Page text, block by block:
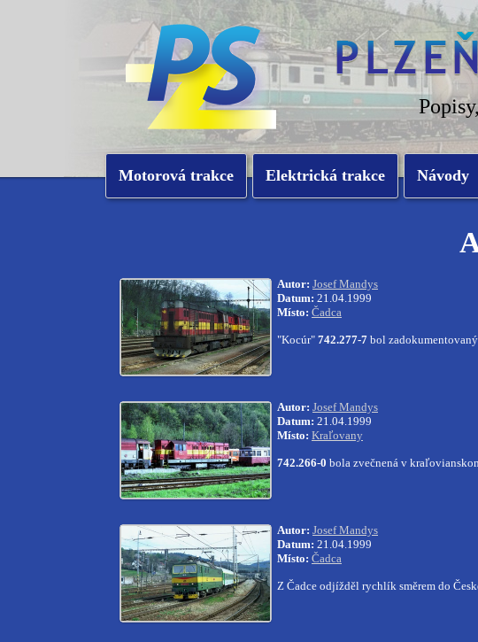
Motorová trakce Elektrická trakce Návody
Autor: Josef Mandys
Datum: 21.04.1999
Místo: Čadca
"Kocúr" 742.277-7 bol
Autor: Josef Mandys
Datum: 21.04.1999
Místo: Kraľovany
742.266-0 bola zvečnená v
Autor: Josef Mandys
Datum: 21.04.1999
Místo: Čadca
Z Čadce odjížděl rychlík směrem do